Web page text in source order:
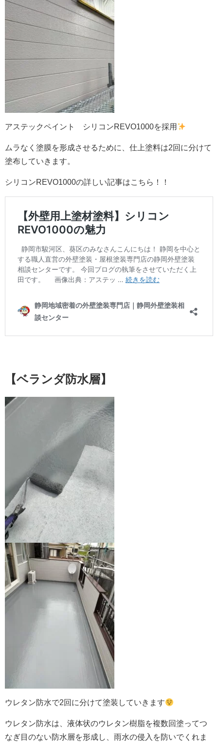
アステックペイント シリコンREVO1000を採用
ムラなく塗膜を形成させるために、仕上塗料は2回に分けて
塗布していきます。
シリコンREVO1000の詳しい記事はこちら！！
【ベランダ防水層】
ウレタン防水で2回に分けて塗装していきます
ウレタン防水は、液体状のウレタン樹脂を複数回塗ってつ
なぎ目のない防水層を形成し、雨水の侵入を防いでくれま